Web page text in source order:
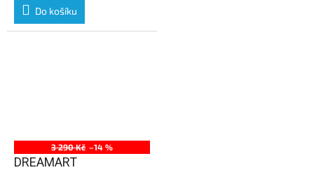
Do košíku
3 290 Kč –14 %
DREAMART